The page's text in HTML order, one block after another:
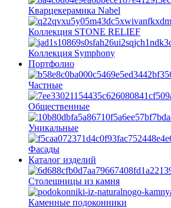
Кварцекерамика Nabel
Коллекция STONE RELIEF
Коллекция Symphony
Портфолио
Частные
Общественные
Уникальные
Фасады
Каталог изделий
Столешницы из камня
Каменные подоконники